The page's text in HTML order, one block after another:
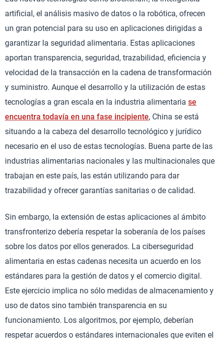
artificial, el análisis masivo de datos o la robótica, ofrecen
un gran potencial para su uso en aplicaciones dirigidas a
garantizar la seguridad alimentaria. Estas aplicaciones
aportan transparencia, seguridad, trazabilidad, eficiencia y
velocidad de la transacción en la cadena de transformación
y suministro. Aunque el desarrollo y la utilización de estas
tecnologías a gran escala en la industria alimentaria se
encuentra todavía en una fase incipiente, China se está
situando a la cabeza del desarrollo tecnológico y jurídico
necesario en el uso de estas tecnologías. Buena parte de las
industrias alimentarias nacionales y las multinacionales que
trabajan en este país, las están utilizando para dar
trazabilidad y ofrecer garantías sanitarias o de calidad.
Sin embargo, la extensión de estas aplicaciones al ámbito
transfronterizo debería respetar la soberanía de los países
sobre los datos por ellos generados. La ciberseguridad
alimentaria en estas cadenas necesita un acuerdo en los
estándares para la gestión de datos y el comercio digital.
Este ejercicio implica no sólo medidas de almacenamiento y
uso de datos sino también transparencia en su
funcionamiento. Los algoritmos, por ejemplo, deberían
respetar acuerdos o estándares internacionales que eviten el